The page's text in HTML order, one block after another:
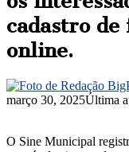
cadastro
online.
março 30, 2025Última
O Sine Municipal